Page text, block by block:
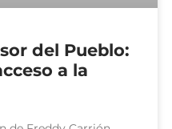
del Pueblo:
a la